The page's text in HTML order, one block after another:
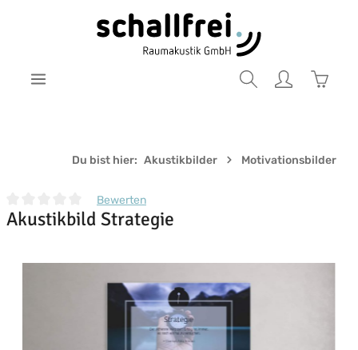
Zum Hauptinhalt springen
Du bist hier: Akustikbilder Motivationsbilder
Durchschnittliche Bewertung von 0 von 5 Sternen
Bewerten
Akustikbild Strategie